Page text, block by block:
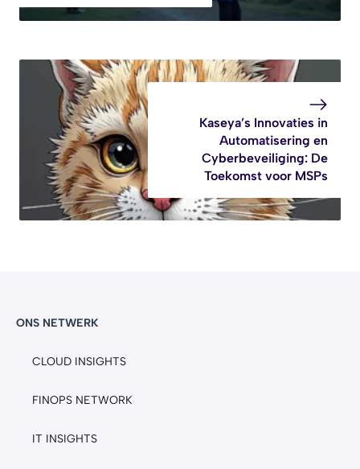
Kaseya’s Innovaties in
Automatisering en
Cyberbeveiliging: De
Toekomst voor MSPs
ONS NETWERK
CLOUD INSIGHTS
FINOPS NETWORK
IT INSIGHTS